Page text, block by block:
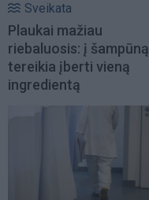
Sveikata
Plaukai mažiau
riebaluosis: į šampūną
tereikia įberti vieną
ingredientą